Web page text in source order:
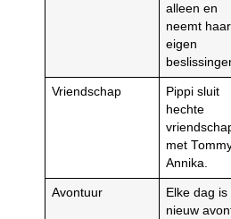
alleen en
neemt haar
eigen
Vriendschap
Pippi sluit
hechte
met
Annika.
Avontuur
Elke dag is
nieuw